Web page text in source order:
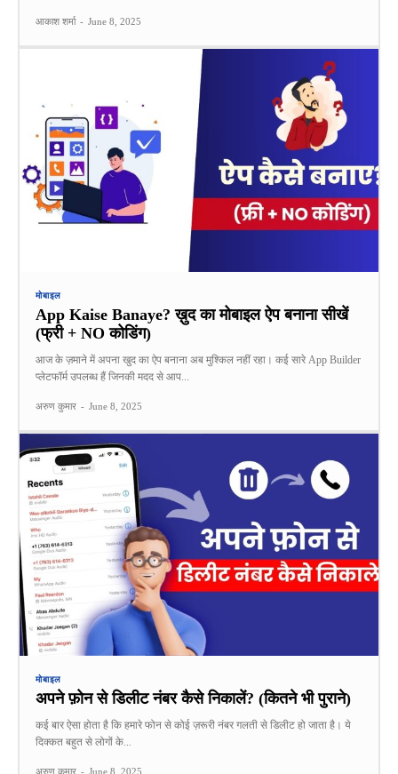
आकाश शर्मा - June 8, 2025
मोबाइल
App Kaise Banaye? ख़ुद का मोबाइल ऐप बनाना सीखें
(फ्री + NO कोडिंग)
आज के ज़माने में अपना खुद का ऐप बनाना अब मुश्किल नहीं रहा। कई सारे App Builder
प्लेटफॉर्म उपलब्ध हैं जिनकी मदद से आप...
अरुण कुमार - June 8, 2025
मोबाइल
अपने फ़ोन से डिलीट नंबर कैसे निकालें? (कितने भी पुराने)
कई बार ऐसा होता है कि हमारे फोन से कोई ज़रूरी नंबर गलती से डिलीट हो जाता है। ये
दिक्कत बहुत से लोगों के...
अरुण कुमार - June 8, 2025